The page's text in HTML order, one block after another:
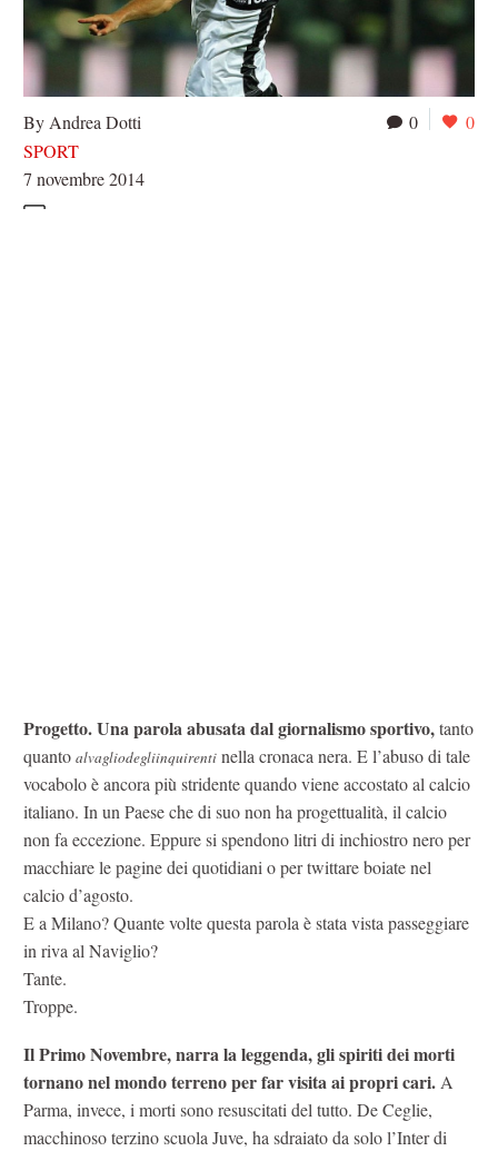
0 0
By Andrea Dotti
SPORT
7 novembre 2014
Progetto. Una parola abusata dal giornalismo sportivo,tanto
quanto alvagliodegliinquirenti nella cronaca nera. E l’abuso di tale
vocabolo è ancora più stridente quando viene accostato al calcio
italiano. In un Paese che di suo non ha progettualità, il calcio
non fa eccezione. Eppure si spendono litri di inchiostro nero per
macchiare le pagine dei quotidiani o per twittare boiate nel
calcio d’agosto.
E a Milano? Quante volte questa parola è stata vista passeggiare
in riva al Naviglio?
Tante.
Troppe.
Il Primo Novembre, narra la leggenda, gli spiriti dei morti
tornano nel mondo terreno per far visita ai propri cari. A
Parma, invece, i morti sono resuscitati del tutto. De Ceglie,
macchinoso terzino scuola Juve, ha sdraiato da solo l’Inter di